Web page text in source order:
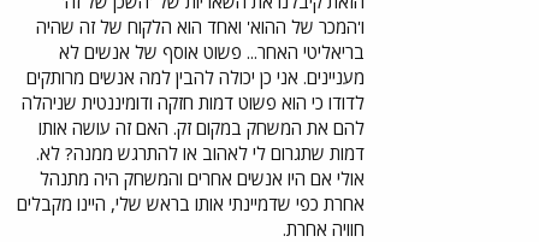
ו'המכר של ההוא' ואחד הוא הלקוח של זה שהיה
בריאליטי האחר... פשוט אוסף של אנשים לא
מעניינים. אני כן יכולה להבין למה אנשים מרותקים
לדודו כי הוא פשוט דמות חזקה ודומיננטית שניהלה
להם את המשחק במקום זק. האם זה עושה אותו
דמות שתגרום לי לאהוב או להתרגש ממנה? לא.
אולי אם היו אנשים אחרים והמשחק היה מתנהל
אחרת כפי שדמיינתי אותו בראש שלי, היינו מקבלים
חוויה אחרת.